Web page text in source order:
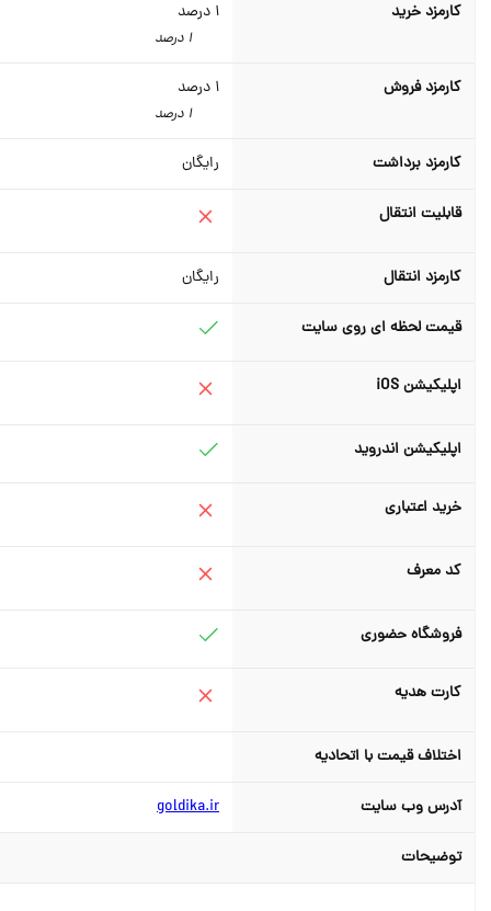
کارمزد خرید درصد
کارمزد فروش درصد
کارمزد برداشت رایگان
قابلیت انتقال
کارمزد انتقال رایگان
قیمت لحظه ای روی سایت
اپلیکیشن iOS
اپلیکیشن اندروید
خرید اعتباری
کد معرف
فروشگاه حضوری
کارت هدیه
اختلاف قیمت با اتحادیه
آدرس وب سایت goldika.ir
توضیحات